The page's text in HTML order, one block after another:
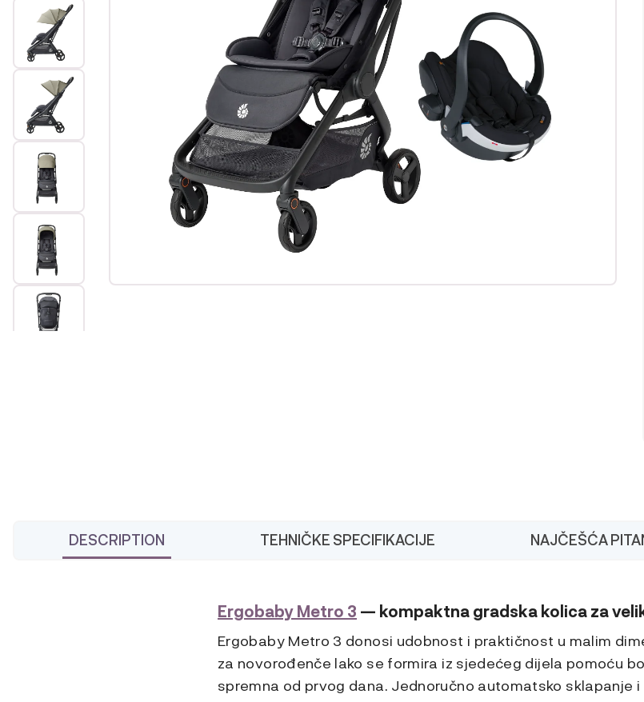
DESCRIPTION TEHNIČKE SPECIFIKACIJE NAJČEŠĆA
Ergobaby Metro 3 — kompaktna gradska kolica za
Ergobaby Metro 3 donosi udobnost i praktičnost u malim
za novorođenče lako se formira iz sjedećeg dijela pomoću
spremna od prvog dana. Jednoručno automatsko sklapanje